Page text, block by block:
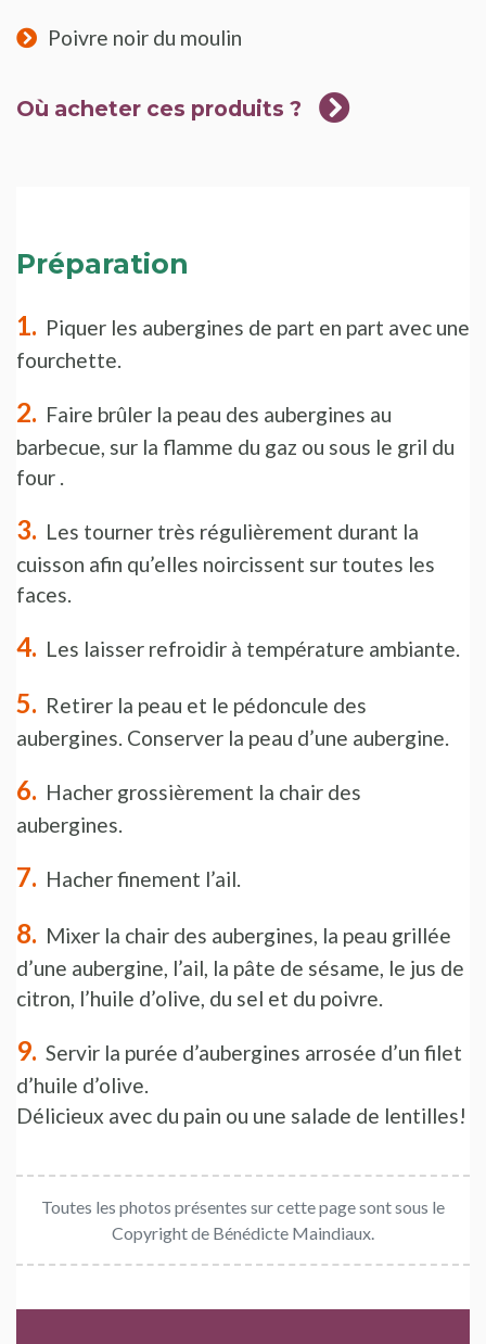
Poivre noir du moulin
Où acheter ces produits ?
Préparation
Piquer les aubergines de part en part avec une
fourchette.
Faire brûler la peau des aubergines au
barbecue, sur la flamme du gaz ou sous le gril du
four .
Les tourner très régulièrement durant la
cuisson afin qu’elles noircissent sur toutes les
faces.
Les laisser refroidir à température ambiante.
Retirer la peau et le pédoncule des
aubergines. Conserver la peau d’une aubergine.
Hacher grossièrement la chair des
aubergines.
Hacher finement l’ail.
Mixer la chair des aubergines, la peau grillée
d’une aubergine, l’ail, la pâte de sésame, le jus de
citron, l’huile d’olive, du sel et du poivre.
Servir la purée d’aubergines arrosée d’un filet
d’huile d’olive.
Délicieux avec du pain ou une salade de lentilles!
Toutes les photos présentes sur cette page sont sous le
Copyright de Bénédicte Maindiaux.